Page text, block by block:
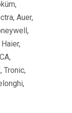
Auer,
Tronic,